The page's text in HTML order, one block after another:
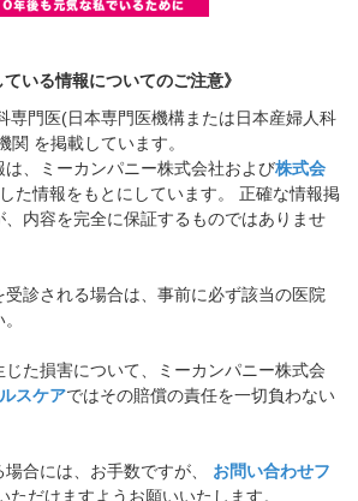
ている情報についてのご注意》
専門医(日本専門医機構または日本産婦人科
関 を掲載しています。
、ミーカンパニー株式会社および株式会
た情報をもとにしています。 正確な情報掲
内容を完全に保証するものではありませ
診される場合は、事前に必ず該当の医院
た損害について、ミーカンパニー株式会
スケアではその賠償の責任を一切負わない
合には、お手数ですが、 お問い合わせフ
ただけますようお願いいたします。